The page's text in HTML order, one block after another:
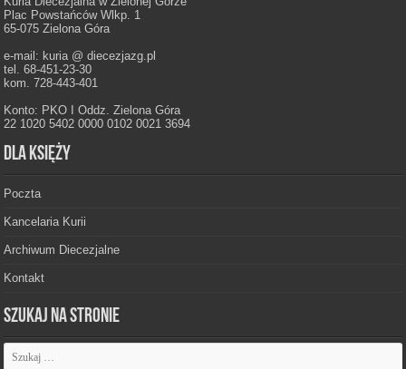
Plac Powstańców Wlkp. 1
65-075 Zielona Góra
e-mail: kuria @ diecezjazg.pl
tel. 68-451-23-30
kom. 728-443-401
Konto: PKO I Oddz. Zielona Góra
22 1020 5402 0000 0102 0021 3694
Dla księży
Poczta
Kancelaria Kurii
Archiwum Diecezjalne
Kontakt
Szukaj na stronie